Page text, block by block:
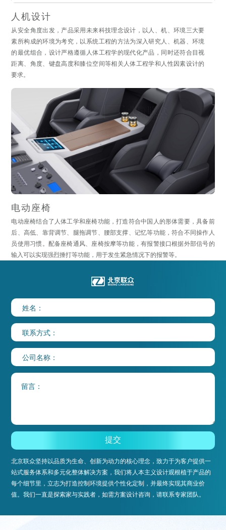
人机设计
从安全角度出发，产品采用未来科技理念设计，以人、机、环境三大要
素所构成的环境为考究，以系统工程的方法为深入研究人、机器、环境
的最优组合，设计严格遵循人体工程学的现代化产品，同时还符合目视
距离、角度、键盘高度和膝位空间等相关人体工程学和人性因素设计的
要求。
电动座椅
电动座椅结合了人体工学和座椅功能，打造符合中国人的形体需要，具备前
后、高低、靠背调节、腿拖调节、腰部支撑、记忆等功能，符合不同操作人
员使用习惯。配备座椅通风、座椅按摩等功能，有报警接口根据外部信号的
输入可以实现强烈捶打等功能，用于发生紧急情况下的报警等。
北京联众坚持以品质为生命、创新为动力的核心理念，致力于为客户提供一
站式服务体系和多元化整体解决方案，我们将人本主义设计观根植于产品的
每个细节里，立志为打造控制环境提供个性化定制，并最终实现其商业价
值。我们一直是探索家与实践者，如需方案设计咨询，请联系专家团队。